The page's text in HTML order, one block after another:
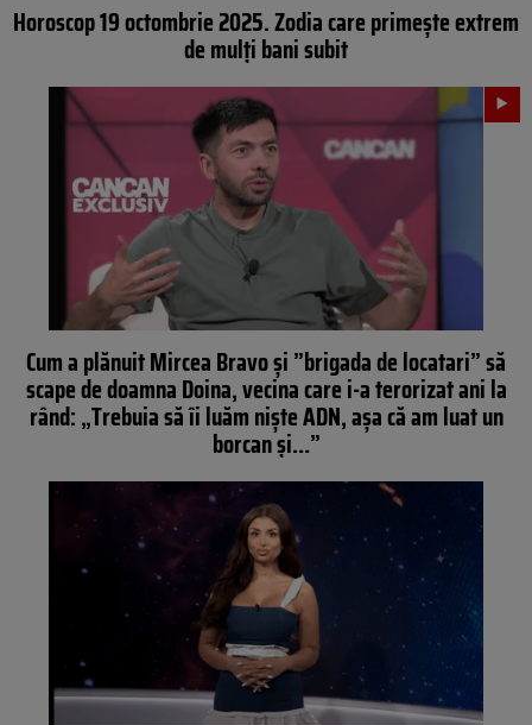
Horoscop 19 octombrie 2025. Zodia care primește extrem
de mulți bani subit
Cum a plănuit Mircea Bravo și ”brigada de locatari” să
scape de doamna Doina, vecina care i-a terorizat ani la
rând: „Trebuia să îi luăm nişte ADN, aşa că am luat un
borcan şi…”